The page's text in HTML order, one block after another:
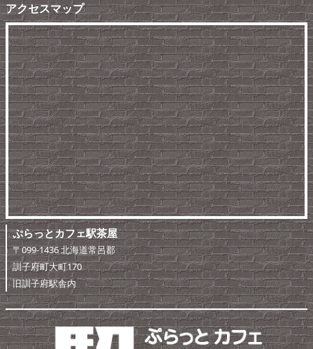
アクセスマップ
ぷらっとカフェ駅茶屋
〒099-1436 北海道常呂郡
訓子府町大町170
旧訓子府駅舎内